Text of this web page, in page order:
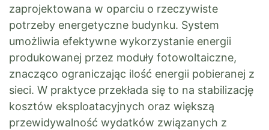
zaprojektowana w oparciu o rzeczywiste
potrzeby energetyczne budynku. System
umożliwia efektywne wykorzystanie energii
produkowanej przez moduły fotowoltaiczne,
znacząco ograniczając ilość energii pobieranej z
sieci. W praktyce przekłada się to na stabilizację
kosztów eksploatacyjnych oraz większą
przewidywalność wydatków związanych z